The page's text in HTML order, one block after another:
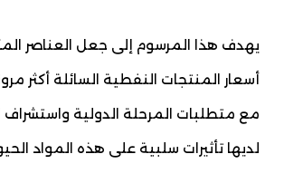
يهدف هذا المرسوم إلى جعل العناصر
أسعار المنتجات النفطية السائلة أكثر
مع متطلبات المرحلة الدولية واستشراف
لديها تأثيرات سلبية على هذه المواد